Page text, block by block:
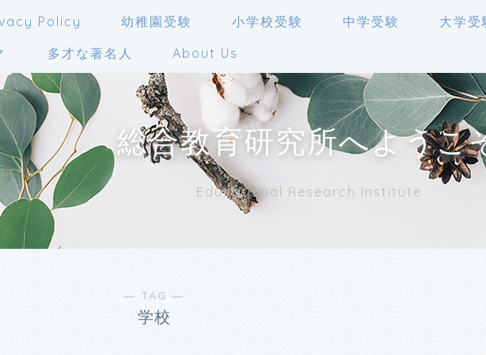
Policy 幼稚園受験 小学校受験 中学受験
大学受
多才な著名人 About Us
総合教育研究所へようこ
Educational Research Institute
― TAG ―
学校